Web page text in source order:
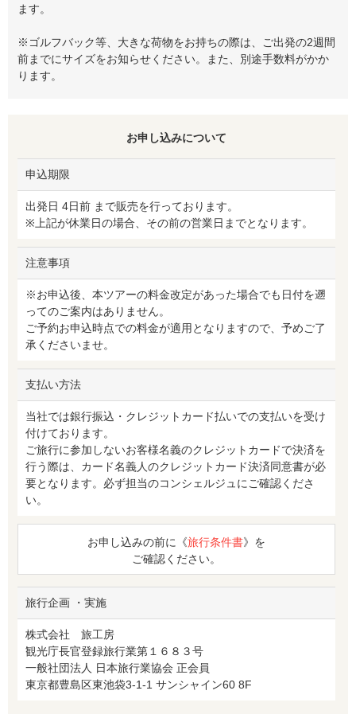
ます。
※ゴルフバック等、大きな荷物をお持ちの際は、ご出発の2週間
前までにサイズをお知らせください。また、別途手数料がかか
ります。
お申し込みについて
申込期限
出発日 4日前 まで販売を行っております。
※上記が休業日の場合、その前の営業日までとなります。
注意事項
※お申込後、本ツアーの料金改定があった場合でも日付を遡
ってのご案内はありません。
ご予約お申込時点での料金が適用となりますので、予めご了
承くださいませ。
支払い方法
当社では銀行振込・クレジットカード払いでの支払いを受け
付けております。
ご旅行に参加しないお客様名義のクレジットカードで決済を
行う際は、カード名義人のクレジットカード決済同意書が必
要となります。必ず担当のコンシェルジュにご確認くださ
い。
お申し込みの前に《旅行条件書》を
ご確認ください。
旅行企画 ・実施
株式会社 旅工房
観光庁長官登録旅行業第１６８３号
一般社団法人 日本旅行業協会 正会員
東京都豊島区東池袋3-1-1 サンシャイン60 8F